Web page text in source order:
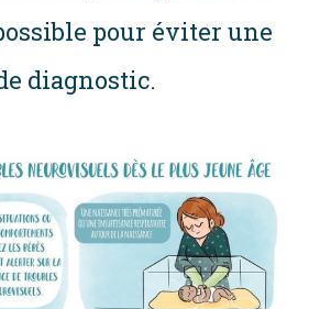
pour éviter une
diagnostic.